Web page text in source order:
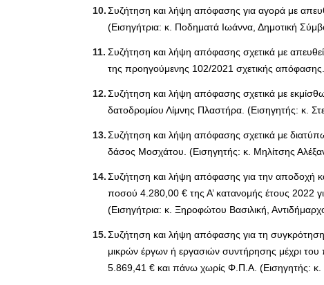
Συζήτηση και λήψη απόφασης για αγορά με
(Εισηγήτρια: κ. Ποδηματά Ιωάννα, Δημοτική
Συζήτηση και λήψη απόφασης σχετικά με
της προηγούμενης 102/2021 σχετικής
Συζήτηση και λήψη απόφασης σχετικά με
δατοδρομίου Λίμνης Πλαστήρα. (Εισηγητής: κ.
Συζήτηση και λήψη απόφασης σχετικά με
δάσος Μοσχάτου. (Εισηγητής: κ. Μηλίτσης
Συζήτηση και λήψη απόφασης για την αποδοχή
ποσού 4.280,00 € της Α’ κατανομής έτους 2022
(Εισηγήτρια: κ. Ξηροφώτου Βασιλική,
Συζήτηση και λήψη απόφασης για τη
μικρών έργων ή εργασιών συντήρησης μέχρι
5.869,41 € και πάνω χωρίς Φ.Π.Α. (Εισηγητής: